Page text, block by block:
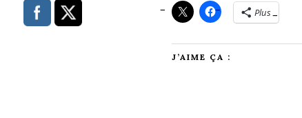
Plus
J’AIME ÇA :